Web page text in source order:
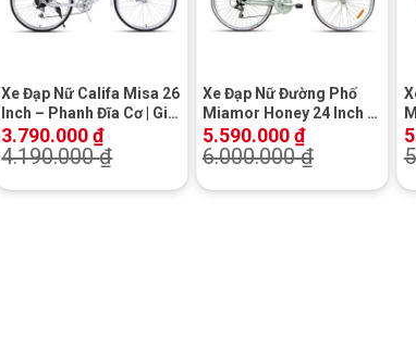
+
Xe Đạp Nữ Califa Misa 26
Inch – Phanh Đĩa Cơ | Giá
Rẻ | Khuyến Mãi Hot
3.790.000₫
4.190.000₫
+
Xe Đạp Nữ Đường Phố
Miamor Honey 24 Inch –
Xanh
5.590.000₫
6.000.000₫